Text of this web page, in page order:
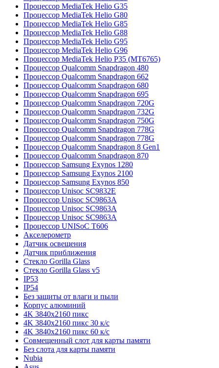
Процессор MediaTek Helio G35
Процессор MediaTek Helio G80
Процессор MediaTek Helio G85
Процессор MediaTek Helio G88
Процессор MediaTek Helio G95
Процессор MediaTek Helio G96
Процессор MediaTek Helio P35 (MT6765)
Процессор Qualcomm Snapdragon 480
Процессор Qualcomm Snapdragon 662
Процессор Qualcomm Snapdragon 680
Процессор Qualcomm Snapdragon 695
Процессор Qualcomm Snapdragon 720G
Процессор Qualcomm Snapdragon 732G
Процессор Qualcomm Snapdragon 750G
Процессор Qualcomm Snapdragon 778G
Процессор Qualcomm Snapdragon 778G
Процессор Qualcomm Snapdragon 8 Gen1
Процессор Qualcomm Snapdragon 870
Процессор Samsung Exynos 1280
Процессор Samsung Exynos 2100
Процессор Samsung Exynos 850
Процессор Unisoc SC9832E
Процессор Unisoc SC9863A
Процессор Unisoc SC9863A
Процессор Unisoc SC9863A
Процессор UNISoC T606
Акселерометр
Датчик освещения
Датчик приближения
Стекло Gorilla Glass
Стекло Gorilla Glass v5
IP53
IP54
Без защиты от влаги и пыли
Корпус алюминий
4K 3840x2160 пикс
4K 3840x2160 пикс 30 к/с
4K 3840x2160 пикс 60 к/с
Совмещенный слот для карты памяти
Без слота для карты памяти
Nubia